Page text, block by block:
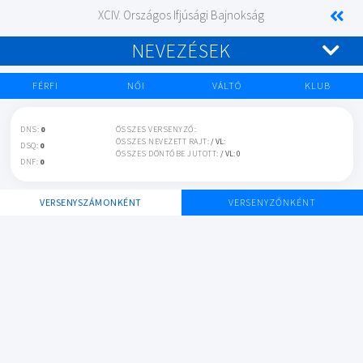
XCIV. Országos Ifjúsági Bajnokság
NEVEZÉSEK
FÉRFI NŐI VÁLTÓ KLUB
DNS: 0
DSQ: 0
DNF: 0
ÖSSZES VERSENYZŐ:
ÖSSZES NEVEZETT RAJT:/ VL:
ÖSSZES DÖNTŐBE JUTOTT: / VL: 0
VERSENYSZÁMONKÉNT VERSENYZŐNKÉNT